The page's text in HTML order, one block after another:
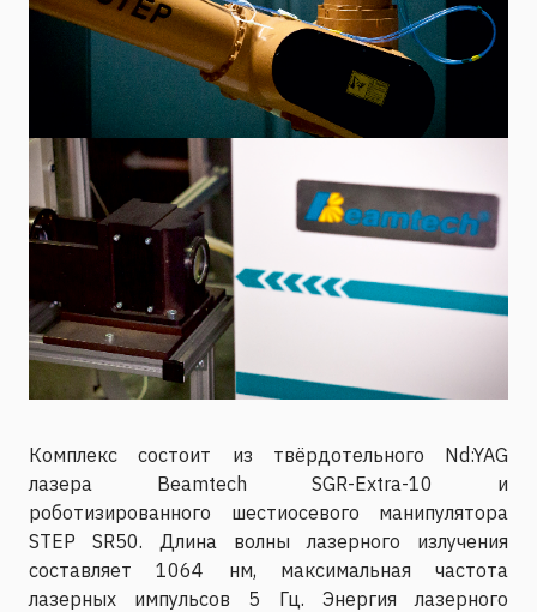
Комплекс состоит из твёрдотельного Nd:YAG
лазера Beamtech SGR-Extra-10 и
роботизированного шестиосевого манипулятора
STEP SR50. Длина волны лазерного излучения
составляет 1064 нм, максимальная частота
лазерных импульсов 5 Гц. Энергия лазерного